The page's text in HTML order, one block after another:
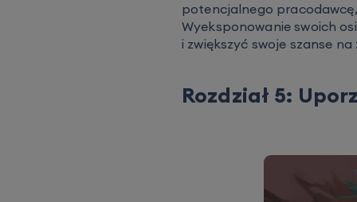
potencjalnego
Wyeksponowanie swoich
i zwiększyć swoje szanse
Rozdział 5: